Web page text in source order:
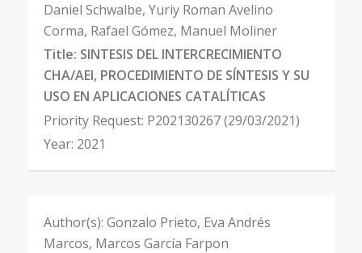
Daniel Schwalbe, Yuriy Roman Avelino
Corma, Rafael Gómez, Manuel Moliner
Title: SINTESIS DEL INTERCRECIMIENTO
CHA/AEI, PROCEDIMIENTO DE SÍNTESIS Y SU
USO EN APLICACIONES CATALÍTICAS
Priority Request: P202130267 (29/03/2021)
Year: 2021
Author(s): Gonzalo Prieto, Eva Andrés
Marcos, Marcos García Farpon